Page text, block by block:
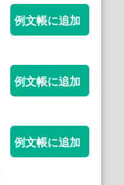
例文帳に追加
例文帳に追加
例文帳に追加